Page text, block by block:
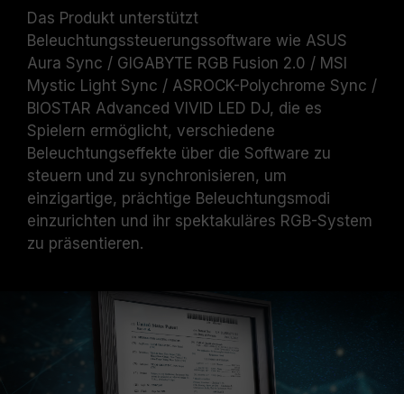
Das Produkt unterstützt
Beleuchtungssteuerungssoftware wie ASUS
Aura Sync / GIGABYTE RGB Fusion 2.0 / MSI
Mystic Light Sync / ASROCK-Polychrome Sync /
BIOSTAR Advanced VIVID LED DJ, die es
Spielern ermöglicht, verschiedene
Beleuchtungseffekte über die Software zu
steuern und zu synchronisieren, um
einzigartige, prächtige Beleuchtungsmodi
einzurichten und ihr spektakuläres RGB-System
zu präsentieren.